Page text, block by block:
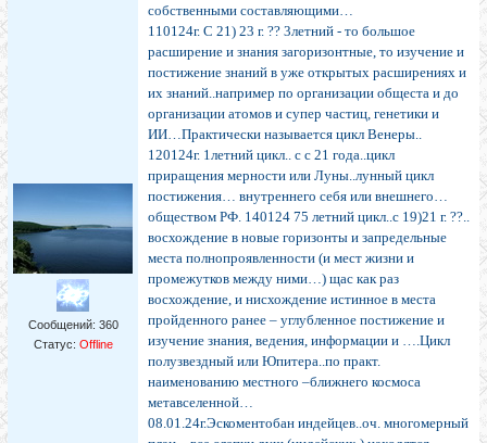
Сообщений: 360
Статус: Offline
собственными составляющими…
110124г. С 21) 23 г. ?? 3летний - то большое
расширение и знания загоризонтные, то изучение и
постижение знаний в уже открытых расширениях и
их знаний..например по организации общеста и до
организации атомов и супер частиц, генетики и
ИИ…Практически называется цикл Венеры..
120124г. 1летний цикл.. с с 21 года..цикл
приращения мерности или Луны..лунный цикл
постижения… внутреннего себя или внешнего…
обществом РФ. 140124 75 летний цикл..с 19)21 г. ??..
восхождение в новые горизонты и запредельные
места полнопроявленности (и мест жизни и
промежутков между ними…) щас как раз
восхождение, и нисхождение истинное в места
пройденного ранее – углубленное постижение и
изучение знания, ведения, информации и ….Цикл
полузвездный или Юпитера..по практ.
наименованию местного –ближнего космоса
метавселенной…
08.01.24г.Эскоментобан индейцев..оч. многомерный